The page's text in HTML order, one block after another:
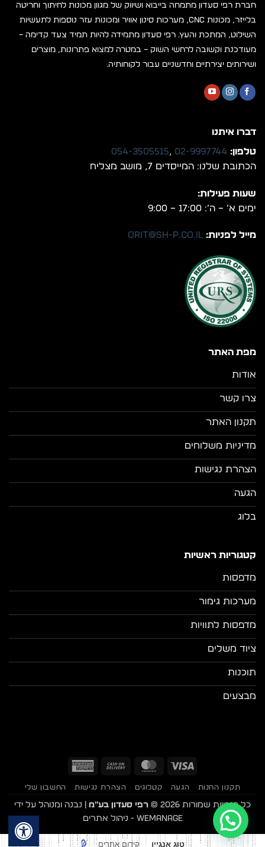
חברת רפי סעדון מתמחה בייבוא ושיווק של מגוון מכונות לחיתוך וחריטה
בלייזר, מכונות CNC, מערכות סינון אוויר ומכונות עזר נוספות לתעשיות
השילוט, המתכת והעץ. רפי סעדון מתמידה להיות תמיד צעד קדימה –
מעודכנת וקשובה לרחשי השוק – במטרה למצוא פתרונות, מוצרים
ושירותים יצירתיים וחדשניים עבור לקוחותיה.
מפת האתר
אודות
צרו קשר
תקנון האתר
מדיניות משלוחים
הצהרת נגישות
הגעה
בלוג
קטגוריות ראשיות
מדפסות
מערכות גימור
מדפסות לתוויות
ציוד משלים
תוכנות
מבצעים
דברו איתנו
טלפון: 02-9997744
,
054-3505515
הכתובת שלנו: המייסדים 7, מושב מצליח
שעות פעילות:
ימים א’ – ה’: 17:00 – 9:00
מייל לפניות: orit@sh-p.co.il
Visa
MasterCard
Cash
Delivery
תקנון החנות הגעה קטלוגים הצהרת נגישות החשבון שלי
כל הזכויות שמורות 2026 © רפי סעדון בע"מ | נבנה ומנוהל על ידי
WEmanage - ניהול אתרים
טוג אנגיין קידום אתרים